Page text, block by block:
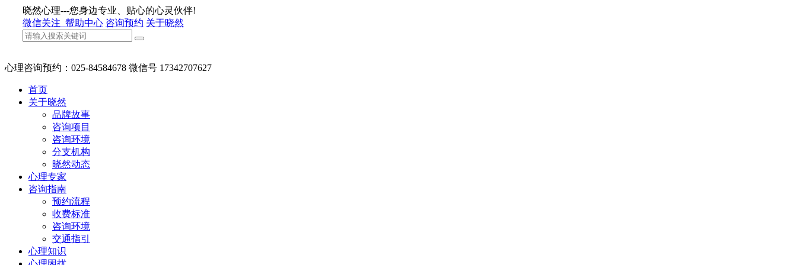
晓然心理---您身边专业、贴心的心灵伙伴!
微信关注 帮助中心 咨询预约 关于晓然
心理咨询预约：025-84584678 微信号 17342707627
首页
关于晓然
品牌故事
咨询项目
咨询环境
分支机构
晓然动态
心理专家
咨询指南
预约流程
收费标准
咨询环境
交通指引
心理知识